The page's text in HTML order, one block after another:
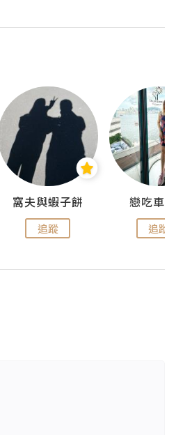
窩夫與蝦子餅
追蹤
戀吃車
追蹤